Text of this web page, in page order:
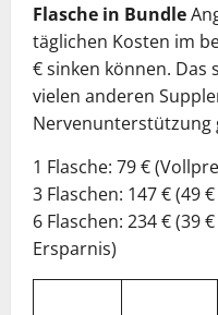
Flasche in Bundle
täglichen Kosten im
€ sinken können. Das
vielen anderen
Nervenunterstützung
1 Flasche: 79 €
3 Flaschen: 147 € (49
6 Flaschen: 234 € (39
Ersparnis)